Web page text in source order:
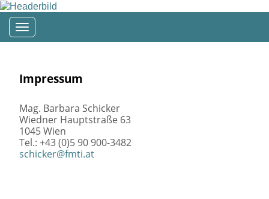
Toggle navigation
Impressum
Mag. Barbara Schicker
Wiedner Hauptstraße 63
1045 Wien
Tel.: +43 (0)5 90 900-3482
schicker@fmti.at